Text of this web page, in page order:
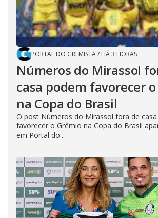
PORTAL DO GREMISTA/ HÁ 3 HORAS
Números do Mirassol
casa podem favorecer
na Copa do Brasil
O post Números do Mirassol fora de
favorecer o Grêmio na Copa do Brasil
em Portal do...